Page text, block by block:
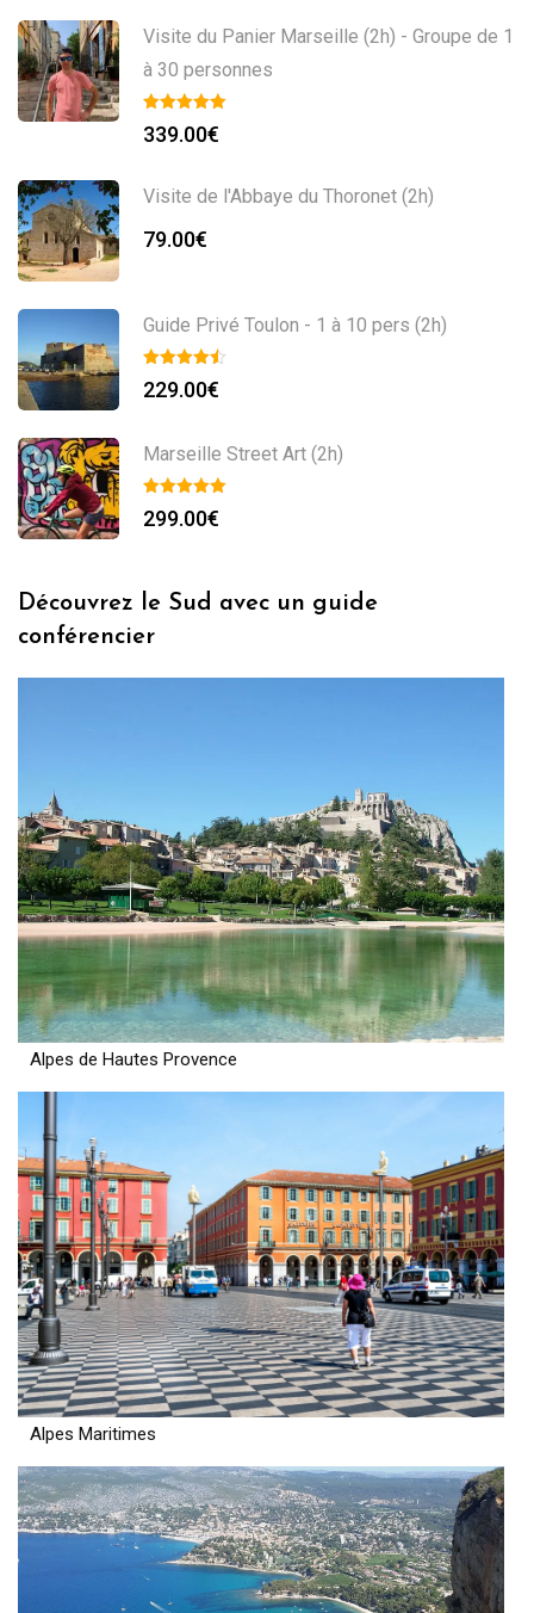
Visite du Panier Marseille (2h) - Groupe de 1
à 30 personnes
339.00€
Visite de l'Abbaye du Thoronet (2h)
79.00€
Guide Privé Toulon - 1 à 10 pers (2h)
229.00€
Marseille Street Art (2h)
299.00€
Découvrez le Sud avec un guide
conférencier
Alpes de Hautes Provence
Alpes Maritimes